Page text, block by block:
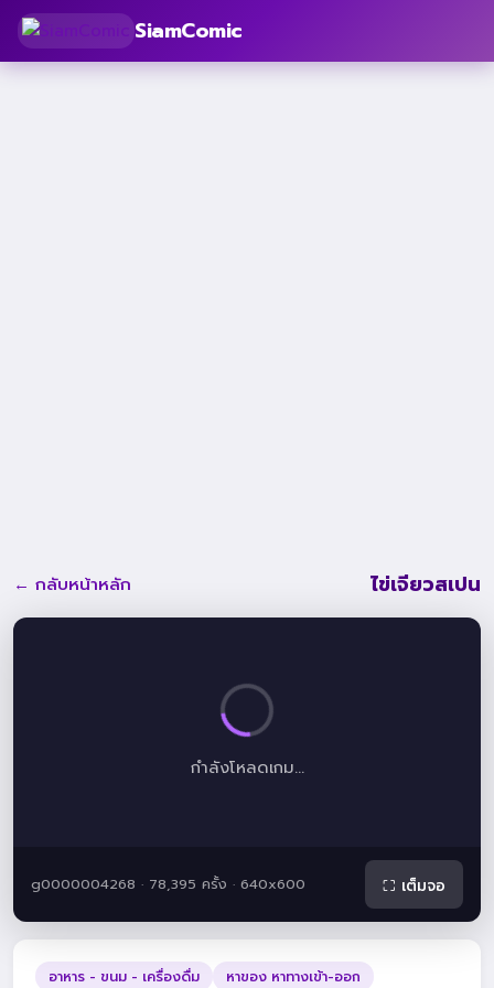
SiamComic
← กลับหน้าหลัก ไข่เจียวสเปน
กำลังโหลดเกม...
g0000004268 · 78,395 ครั้ง · 640x600 ⛶ เต็มจอ
อาหาร - ขนม - เครื่องดื่ม หาของ หาทางเข้า-ออก